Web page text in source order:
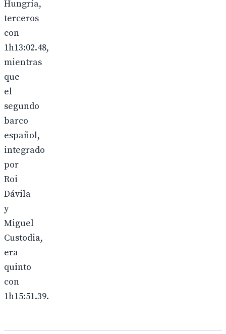
Hungría,
terceros
con
1h13:02.48,
mientras
que
el
segundo
barco
español,
integrado
por
Roi
Dávila
y
Miguel
Custodia,
era
quinto
con
1h15:51.39.